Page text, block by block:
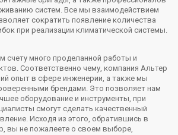
систем. Все мы взаимодействием
сократить появление количества
при реализации климатической системы.
счету много проделанной работы и
Соответственно чему, компания Альтер
опыт в сфере инженерии, а также мы
брендами. Это позволяет нам
оборудование и инструменты, при
смогут сделать качественный
Исходя из этого, обратившись в
вы не пожалеете о своем выборе,